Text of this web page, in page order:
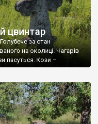
цвинтар
за стан
на околиці. Чагарів
пасуться. Кози –
старих кладовищ,
бо то улюблений
ціла колекція
невелике, […]